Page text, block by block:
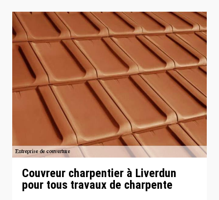
Couvreur charpentier à Liverdun
pour tous travaux de charpente